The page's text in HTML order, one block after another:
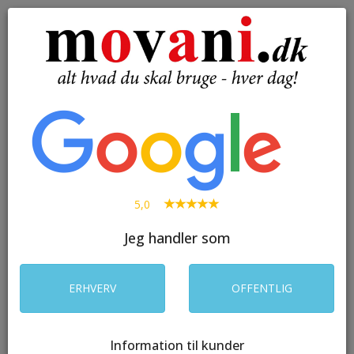
Toggle
5,0
Jeg handler som
ERHVERV OFFENTLIG
Information til kunder